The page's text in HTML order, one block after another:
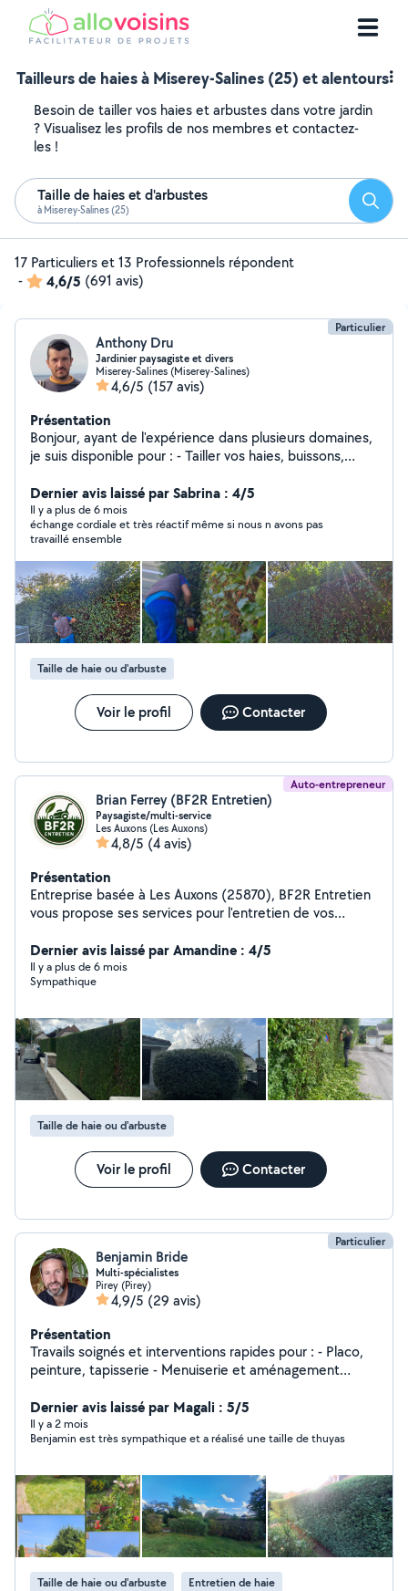
Tailleurs de haies à Miserey-Salines (25) et alentours
Besoin de tailler vos haies et arbustes dans votre jardin
? Visualisez les profils de nos membres et contactez-
les !
Taille de haies et d'arbustes
à Miserey-Salines (25)
17 Particuliers et 13 Professionnels répondent
-
4,6/5 (691 avis)
Particulier
Anthony Dru
Jardinier paysagiste et divers
Miserey-Salines (Miserey-Salines)
4,6/5 (157 avis)
Présentation
Bonjour, ayant de l'expérience dans plusieurs domaines,
je suis disponible pour : - Tailler vos haies, buissons,
Désherber vos terrasses et allées - Évacuer vos déchets
et encombrants - Passer karcher / motoculteur - Rentrer
et / ou couper votre bois - Pose clôture rigide - Monter
meubles, cabanon ect.. - Poncer, peindre ect.. N hésitez
pas à me demander si vous souhaitez autre chose qui
n'est pas dans la liste. Bien cordialement
Dernier avis laissé par Sabrina : 4/5
Il y a plus de 6 mois
échange cordiale et très réactif même si nous n avons pas
travaillé ensemble
Taille de haie ou d'arbuste
Voir le profil Contacter
Auto-entrepreneur
Brian Ferrey (BF2R Entretien)
Paysagiste/multi-service
Les Auxons (Les Auxons)
4,8/5 (4 avis)
Présentation
Entreprise basée à Les Auxons (25870), BF2R Entretien
vous propose ses services pour l'entretien de vos
pelouse Débroussaillage Taille de haies, arbustes et
arbres Plantations et aménagements de jardin
Nettoyage extérieur Terrasses, cours, façades Multi-
soigné et professionnel Agrée service à la personne :
bénéficiez de 50% de crédit d'impôt Devis gratuit et
personnalisé Secteur : Les Auxons et alentours
Retrouvez-nous aussi sur Instagram : bf2r_entretien
Dernier avis laissé par Amandine : 4/5
Il y a plus de 6 mois
Sympathique
Taille de haie ou d'arbuste
Voir le profil Contacter
Particulier
Benjamin Bride
Multi-spécialistes
Pirey (Pirey)
4,9/5 (29 avis)
Présentation
Travails soignés et interventions rapides pour : - Placo,
peinture, tapisserie - Menuiserie et aménagement
maçonnerie et travaux extérieurs - Garde de chiens à
domicile - Nettoyage automobile
Dernier avis laissé par Magali : 5/5
Il y a 2 mois
Benjamin est très sympathique et a réalisé une taille de thuyas
Taille de haie ou d'arbuste Entretien de haie